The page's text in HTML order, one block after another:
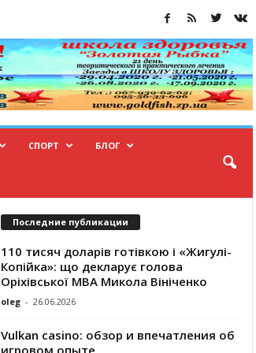
СПОРТ БЛОГ
Последние публикации
110 тисяч доларів готівкою і «Жигулі-
Копійка»: що декларує голова
Оріхівської МВА Микола Вініченко
oleg - 26.06.2026
Vulkan casino: обзор и впечатления об
игровом опыте